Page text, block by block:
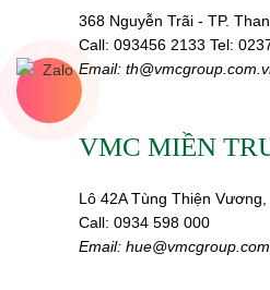
368 Nguyễn Trãi - TP.
Call: 093456 2133 Tel:
Email:
VMC MIỀN
Lô 42A Tùng Thiện
Call: 0934 598 000
Email: